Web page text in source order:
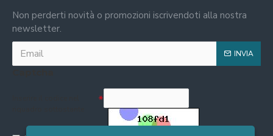
Non perderti novità o promozioni iscrivendoti alla nostra
newsletter.
INVIA